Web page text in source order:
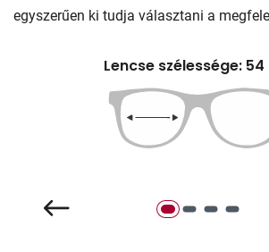
egyszerűen ki tudja választani a
Lencse szélessége: